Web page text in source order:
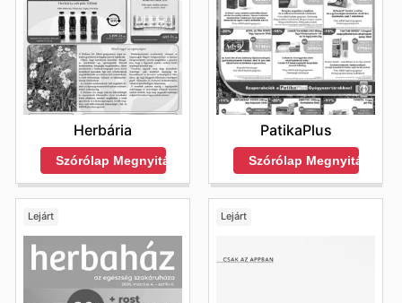
Herbária
Szórólap Megnyitása
PatikaPlus
Szórólap Megnyitása
Lejárt Lejárt